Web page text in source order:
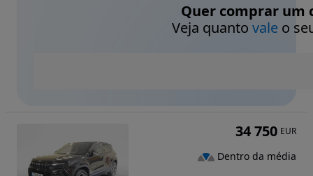
Quer comprar um
Veja quanto valeo
34 750 EUR
Dentro da média